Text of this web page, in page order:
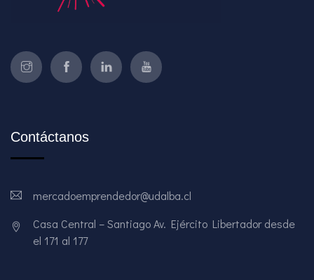
Contáctanos
mercadoemprendedor@udalba.cl
Casa Central – Santiago Av. Ejército Libertador desde
el 171 al 177